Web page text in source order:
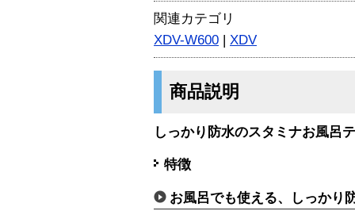
関連カテゴリ
XDV-W600 | XDV
商品説明
しっかり防水のスタミナお風呂
特徴
お風呂でも使える、しっかり